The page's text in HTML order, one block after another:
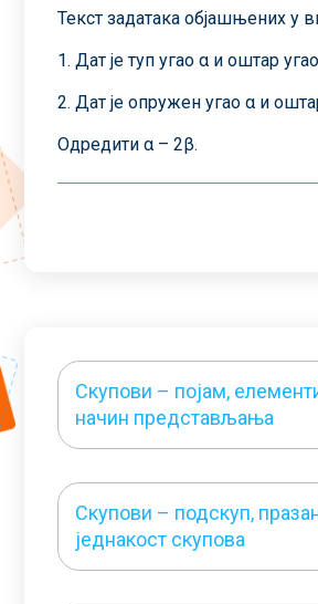
Скупови – појам,
начин представљања
Скупови – подскуп,
једнакост скупова
Текст задатака објашњених у
1. Дат је туп угао α и оштар
2. Дат је опружен угао α и
Одредити α – 2β.